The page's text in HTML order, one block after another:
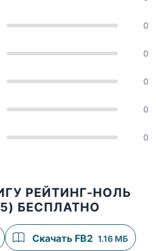
0
0
0
0
0
РЕЙТИНГ-НОЛЬ
БЕСПЛАТНО
Скачать FB2 1.16 МБ